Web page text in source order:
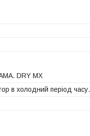
DRY MX
в холодний період часу.